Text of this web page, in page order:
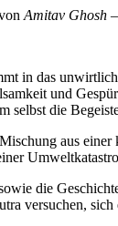
Amitav Ghosh –
in das
und
selbst die
aus
die
versuchen,